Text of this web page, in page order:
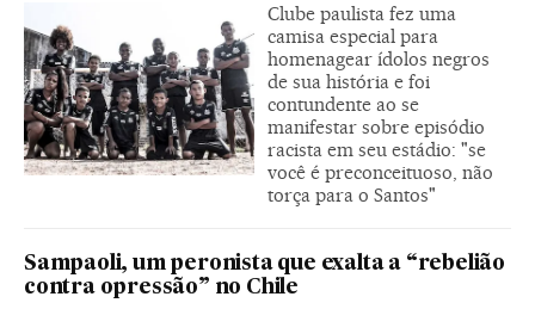
Clube paulista fez uma
camisa especial para
homenagear ídolos negros
de sua história e foi
contundente ao se
manifestar sobre episódio
racista em seu estádio: "se
você é preconceituoso, não
torça para o Santos"
Sampaoli, um peronista que exalta a “rebelião
contra opressão” no Chile